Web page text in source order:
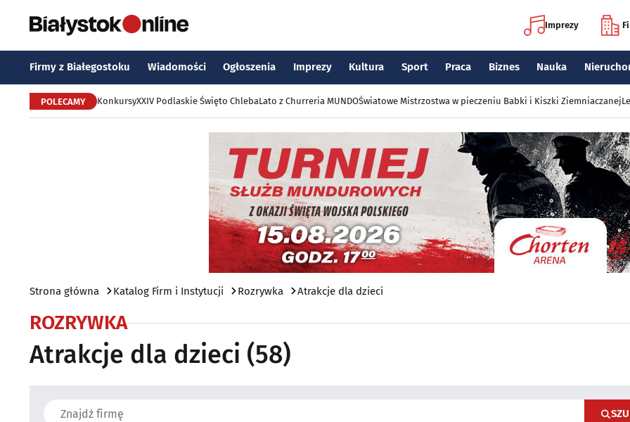
Imprezy
Firmy z Białegostoku Wiadomości Ogłoszenia Imprezy Kultura Sport Praca Biznes Nauka
POLECAMY KonkursyXXIV Podlaskie Święto ChlebaLato z Churreria MUNDOŚwiatowe Mistrzostwa w pieczeniu Babki i Kiszki Ziemniaczanej
Strona główna Katalog Firm i Instytucji Rozrywka Atrakcje dla dzieci
ROZRYWKA
Atrakcje dla dzieci (58)